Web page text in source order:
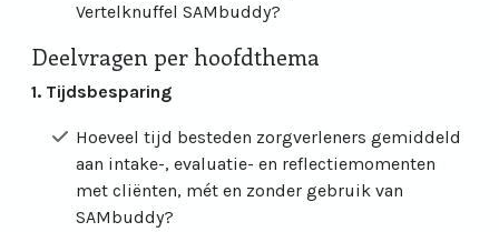
Vertelknuffel SAMbuddy?
Deelvragen per hoofdthema
1. Tijdsbesparing
Hoeveel tijd besteden zorgverleners gemiddeld
aan intake-, evaluatie- en reflectiemomenten
met cliënten, mét en zonder gebruik van
SAMbuddy?